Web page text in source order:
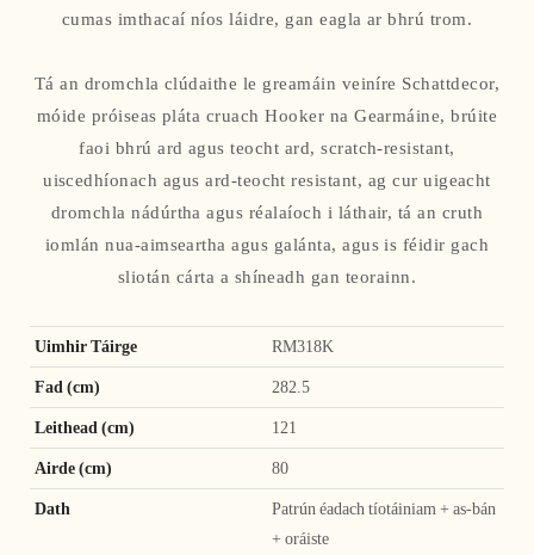
cumas imthacaí níos láidre, gan eagla ar bhrú trom.
Tá an dromchla clúdaithe le greamáin veiníre Schattdecor,
móide próiseas pláta cruach Hooker na Gearmáine, brúite
faoi bhrú ard agus teocht ard, scratch-resistant,
uiscedhíonach agus ard-teocht resistant, ag cur uigeacht
dromchla nádúrtha agus réalaíoch i láthair, tá an cruth
iomlán nua-aimseartha agus galánta, agus is féidir gach
sliotán cárta a shíneadh gan teorainn.
Uimhir Táirge RM318K
Fad (cm) 282.5
Leithead (cm) 121
Airde (cm) 80
Dath
Patrún éadach tíotáiniam + as-bán
+ oráiste